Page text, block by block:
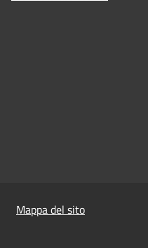
Mappa del sito